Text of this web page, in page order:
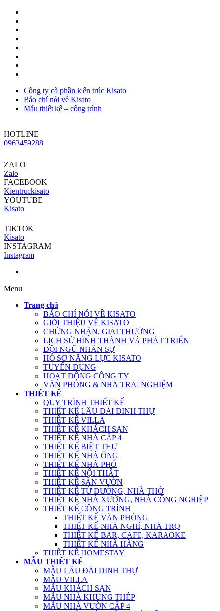
Công ty cổ phần kiến trúc Kisato
Báo chí nói về Kisato
Mẫu thiết kế – công trình
HOTLINE
0963459288
ZALO
Zalo
FACEBOOK
Kientruckisato
YOUTUBE
Kisato
TIKTOK
Kisato
INSTAGRAM
Instagram
Menu
Trang chủ
BÁO CHÍ NÓI VỀ KISATO
GIỚI THIỆU VỀ KISATO
CHỨNG NHẬN, GIẢI THƯỞNG
LỊCH SỬ HÌNH THÀNH VÀ PHÁT TRIỂN
ĐỘI NGŨ NHÂN SỰ
HỒ SƠ NĂNG LỰC KISATO
TUYỂN DỤNG
HOẠT ĐỘNG CÔNG TY
VĂN PHÒNG & NHÀ TRẢI NGHIỆM
THIẾT KẾ
QUY TRÌNH THIẾT KẾ
THIẾT KẾ LÂU ĐÀI DINH THỰ
THIẾT KẾ VILLA
THIẾT KẾ KHÁCH SẠN
THIẾT KẾ NHÀ CẤP 4
THIẾT KẾ BIỆT THỰ
THIẾT KẾ NHÀ ỐNG
THIẾT KẾ NHÀ PHỐ
THIẾT KẾ NỘI THẤT
THIẾT KẾ SÂN VƯỜN
THIẾT KẾ TỪ ĐƯỜNG, NHÀ THỜ
THIẾT KẾ NHÀ XƯỞNG, NHÀ CÔNG NGHIỆP
THIẾT KẾ CÔNG TRÌNH
THIẾT KẾ VĂN PHÒNG
THIẾT KẾ NHÀ NGHỈ, NHÀ TRỌ
THIẾT KẾ BAR, CAFE, KARAOKE
THIẾT KẾ NHÀ HÀNG
THIẾT KẾ HOMESTAY
MẪU THIẾT KẾ
MẪU LÂU ĐÀI DINH THỰ
MẪU VILLA
MẪU KHÁCH SẠN
MẪU NHÀ KHUNG THÉP
MẪU NHÀ VƯỜN CẤP 4